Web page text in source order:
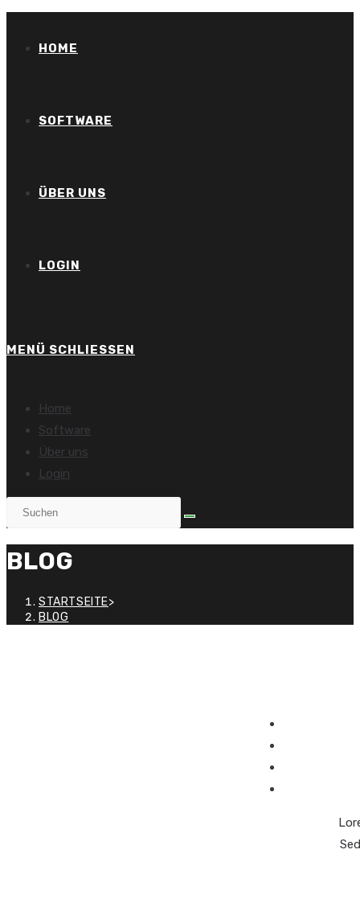
Inhalt
HOME
SOFTWARE
ÜBER UNS
LOGIN
MENÜ SCHLIESSEN
Home
Software
Über uns
Login
BLOG
STARTSEITE>
BLOG